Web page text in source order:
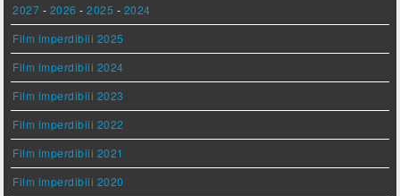
2027 - 2026 -2025 - 2024
Film imperdibili 2025
Film imperdibili 2024
Film imperdibili 2023
Film imperdibili 2022
Film imperdibili 2021
Film imperdibili 2020